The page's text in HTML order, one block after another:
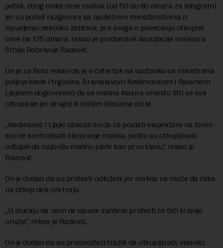
petak, zbog niske cene malina (od 50 do 80 dinara za kilogram)
jer su počeli razgovore sa nadležnim ministarstvima o
ispunjenju nekoliko zahteva, pre svega o povećanju otkupne
cene na 125 dinara, rekao je predsednik Asocijacije malinara
Srbije Dobrivoje Radović.
On je za Betu rekao da je u četvrtak na sastanku sa ministrima
poljoprivede i trgovine, Branislavom Nedimovićem i Rasimom
Ljajićem dogovoreno da se malina klasira umesto što se sva
otkupljuje po drugoj ili lošijim klasama od te.
„Nedimović i Ljajić obećali su da će poslati inspektore na teren
koji će kontrolisati klasiranje malina, pošto su otkupljivači
odbijali da najbolju malinu plate kao prvu klasu“, rekao je
Radović.
On je dodao da su protesti odloženi jer malina ne može da čeka
na otkup dok oni traju.
„U slučaju da nam ne ispune zahteve protesti će biti krajnje
oružje“, rekao je Radović.
On je dodao da su proizvođači tražili da otkupljivači, vlasnici